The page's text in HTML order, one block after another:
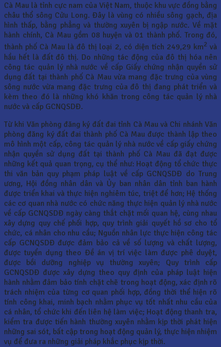
Cà Mau là tỉnh cực nam của Việt Nam, thuộc khu vực đồng bằng
châu thổ sông Cửu Long. Đây là vùng có nhiều sông gạch, địa
hình thấp, bằng phẳng và thường xuyên bị ngập nước. Về mặt
hành chính, Cà Mau gồm 08 huyện và 01 thành phố. Trong đó,
thành phố Cà Mau là đô thị loại 2, có diện tích 249,29 km2 và
hầu hết là đất đô thị. Do những tác động của đô thị hóa nên
công tác quản lý nhà nước về cấp Giấy chứng nhận quyền sử
dụng đất tại thành phố Cà Mau vừa mang đặc trưng của vùng
sông nước vừa mang đặc trưng của đô thị đang phát triển và
kèm theo đó là những khó khăn trong công tác quản lý nhà
nước và cấp GCNQSDĐ.
Từ khi Văn phòng đăng ký đất đai tỉnh Cà Mau và Chi nhánh Văn
phòng đăng ký đất đai thành phố Cà Mau được thành lập theo
mô hình một cấp, công tác quản lý nhà nước về cấp giấy chứng
nhận quyền sử dụng đất tại thành phố Cà Mau đã đạt được
những kết quả quan trọng, cụ thể như: Hoạt động tổ chức thực
thi văn bản quy phạm pháp luật về cấp GCNQSDĐ do Trung
ương, Hội đồng nhân dân và Ủy ban nhân dân tỉnh ban hành
được triển khai và thực hiện nghiêm túc, triệt để hơn; Hệ thống
các cơ quan nhà nước có chức năng thực hiện quản lý nhà nước
về cấp GCNQSDĐ ngày càng thắt chặt mối quan hệ, cùng nhau
xây dựng quy chế phối hợp, quy trình giải quyết hồ sơ cho tổ
chức, cá nhân cho nhu cầu; Nguồn nhân lực thực hiện công tác
cấp GCNQSDĐ được đảm bảo cả về số lượng và chất lượng,
được tuyển dụng theo Đề án vị trí việc làm được phê duyệt,
được bồi dưỡng nghiệp vụ thường xuyên; Quy trình cấp
GCNQSDĐ được xây dựng theo quy định của pháp luật hiện
hành nhằm đảm bảo tính chặt chẽ trong hoạt động, xác định rõ
trách nhiệm của từng cơ quan phối hợp, đồng thời thể hiện rõ
tính công khai, minh bạch nhằm phục vụ tốt nhất nhu cầu của
cá nhân, tổ chức khi đến liên hệ làm việc; Hoạt động thanh tra,
kiểm tra được tiến hành thường xuyên nhằm kịp thời phát hiện
những sai sót, bất cập trong hoạt động quản lý, thực hiện nhiệm
vụ để đưa ra những giải pháp khắc phục kịp thời.